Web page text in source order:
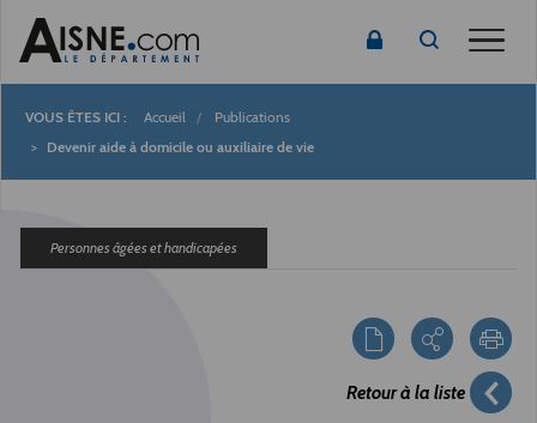
Fil
Accueil
Publications
Devenir aide à domicile ou auxiliaire de vie
Personnes âgées et handicapées
Retour à la liste